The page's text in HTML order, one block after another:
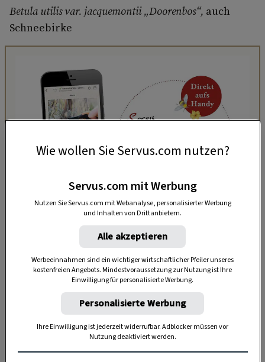
Betula utilis var. jacquemontii „Doorenbos“, auch
Schneebirke
„Servus Garten“ auf WhatsApp
Nutzen Sie WhatsApp auf Ihrem Handy und lieben es, auf
dem Balkon, der Terrasse oder im Garten zu werkeln? In
unserem kostenlosen WhatsApp-Kanal finden Sie täglich
Tipps und Tricks für Garten, Terrasse, Balkon- und
Zimmerpflanzen.
HIER MEHR ERFAHREN
Wie wollen Sie Servus.com nutzen?
Servus.com mit Werbung
Nutzen Sie Servus.com mit Webanalyse, personalisierter Werbung
und Inhalten von Drittanbietern.
Alle akzeptieren
Werbeeinnahmen sind ein wichtiger wirtschaftlicher Pfeiler unseres
kostenfreien Angebots. Mindestvoraussetzung zur Nutzung ist Ihre
Einwilligung für personalisierte Werbung.
Personalisierte Werbung
Ihre Einwilligung ist jederzeit widerrufbar. Adblocker müssen vor
Nutzung deaktiviert werden.